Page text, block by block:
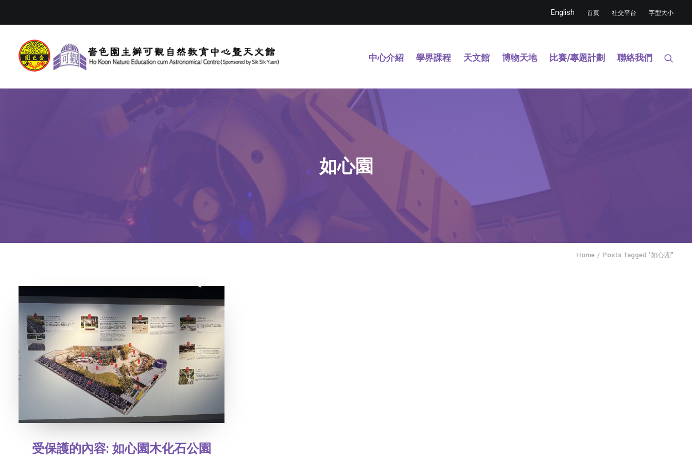
English 首頁 社交平台 字型大小
中心介紹 學界課程 天文館 博物天地 比賽/專題計劃 聯絡我們
如心園
Home Posts Tagged "如心園"
受保護的內容: 如心園木化石公園